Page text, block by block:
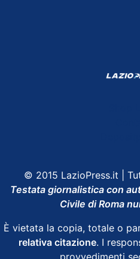
© 2015 LazioPress.it |
Testata giornalistica con
Civile di Roma
È vietata la copia, totale o
relativa citazione. I
provvedimenti